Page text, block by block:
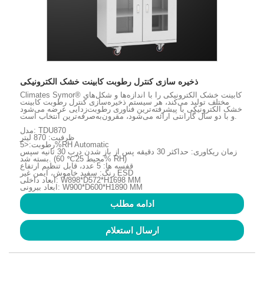
ذخیره سازی کنترل رطوبت کابینت خشک الکترونیکی
Climates Symor® کابینت خشک الکترونیکی را با اندازه‌ها و شکل‌های
مختلف تولید می‌کند، هر سیستم ذخیره‌سازی کنترل رطوبت کابینت
خشک الکترونیکی با پیشرفته‌ترین فناوری رطوبت‌زدایی عرضه می‌شود
و با دو سال گارانتی ارائه می‌شود، مقرون‌به‌صرفه‌ترین انتخاب است.
مدل: TDU870
ظرفیت: 870 لیتر
رطوبت:<5%RH Automatic
زمان ریکاوری: حداکثر 30 دقیقه پس از باز شدن درب 30 ثانیه سپس
بسته شد. (محیط 25℃ 60% RH)
قفسه ها: 5 عدد، قابل تنظیم ارتفاع
رنگ: سفید خاموش، ایمن غیر ESD
ابعاد داخلی: W898*D572*H1698 MM
ابعاد بیرونی: W900*D600*H1890 MM
ادامه مطلب
ارسال استعلام